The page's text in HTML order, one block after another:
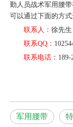
勤人员战术军用腰
可以通过下面的方式
联系人： 徐先生
联系QQ：
联系电话： 189-
军用腰带